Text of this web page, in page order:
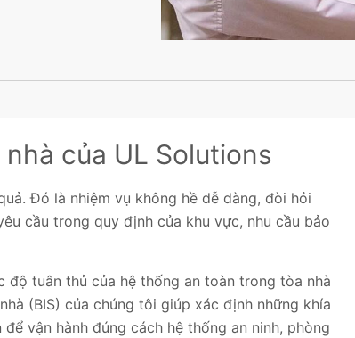
của UL Solutions
Đó là nhiệm vụ không hề dễ dàng, đòi hỏi
cầu trong quy định của khu vực, nhu cầu bảo
tuân thủ của hệ thống an toàn trong tòa nhà
(BIS) của chúng tôi giúp xác định những khía
vận hành đúng cách hệ thống an ninh, phòng